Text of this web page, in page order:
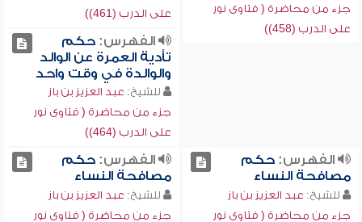
جزء من محاضرة ( فتاوى نور
على الدرب (458))
على الدرب (461))
الفهرس:حكم
تأدية العمرة عن الوالد
والوالدة في وقت واحد
للشيخ: عبد العزيز بن باز
جزء من محاضرة ( فتاوى نور
على الدرب (464))
الفهرس:حكم
مصافحة النساء
للشيخ: عبد العزيز بن باز
جزء من محاضرة ( فتاوى نور
الفهرس:حكم
مصافحة النساء
للشيخ: عبد العزيز بن باز
جزء من محاضرة ( فتاوى نور